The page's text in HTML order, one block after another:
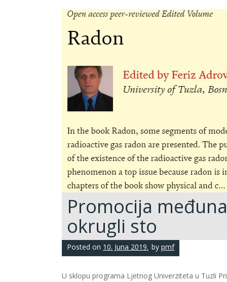
Promocija
okrugli sto
Posted on 10. Juna 2019. by pmf
U sklopu programa Ljetnog Univerziteta u Tuzli